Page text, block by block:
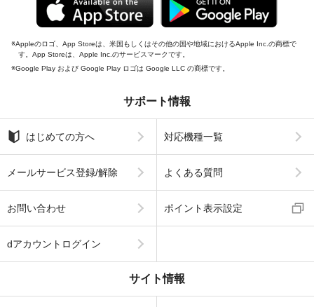
Appleのロゴ、App Storeは、米国もしくはその他の国や地域におけるApple Inc.の商標で
す。App Storeは、Apple Inc.のサービスマークです。
Google Play および Google Play ロゴは Google LLC の商標です。
サポート情報
はじめての方へ 対応機種一覧
メールサービス登録/解除 よくある質問
お問い合わせ ポイント表示設定
dアカウントログイン
サイト情報